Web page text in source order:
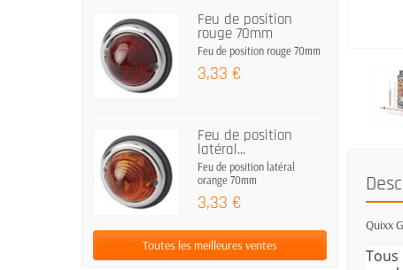
Feu de position
rouge 70mm
Feu de position rouge 70mm
3,33 €
Feu de position
latéral...
Feu de position latéral
orange 70mm
3,33 €
Toutes les meilleures ventes
Quixx